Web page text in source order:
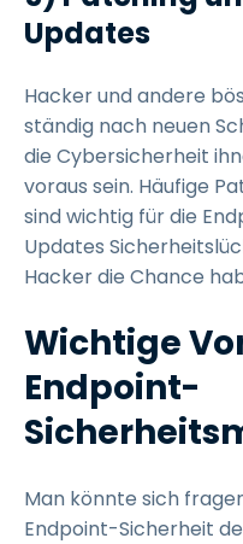
Updates
Hacker und andere
ständig nach neuen
die Cybersicherheit
voraus sein. Häufige
sind wichtig für die
Updates
Hacker die Chance
Wichtige
Endpoint-
Man könnte sich
Endpoint-Sicherheit